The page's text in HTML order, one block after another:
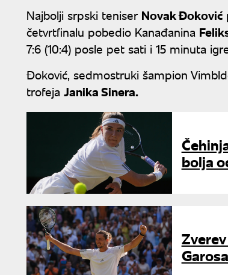
Najbolji srpski teniser Novak Đoković
četvrtfinalu pobedio Kanađanina
7:6 (10:4) posle pet sati i 15 minuta
Đoković, sedmostruki šampion
trofeja Janika Sinera.
bolja